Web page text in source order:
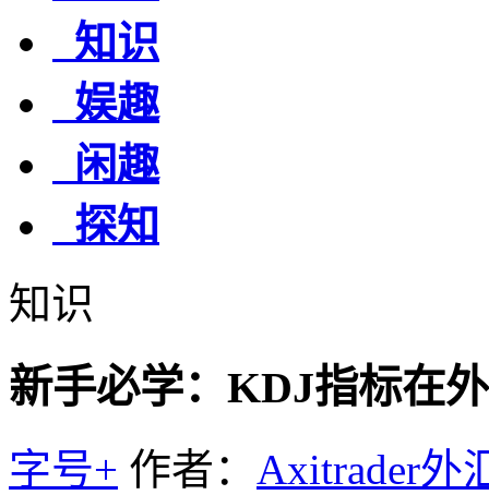
知识
娱趣
闲趣
探知
知识
新手必学：KDJ指标在
字号+ 作者： Axitrader外